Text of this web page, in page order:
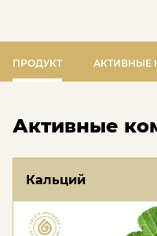
ПРОДУКТ АКТИВНЫЕ
Активные
Кальций